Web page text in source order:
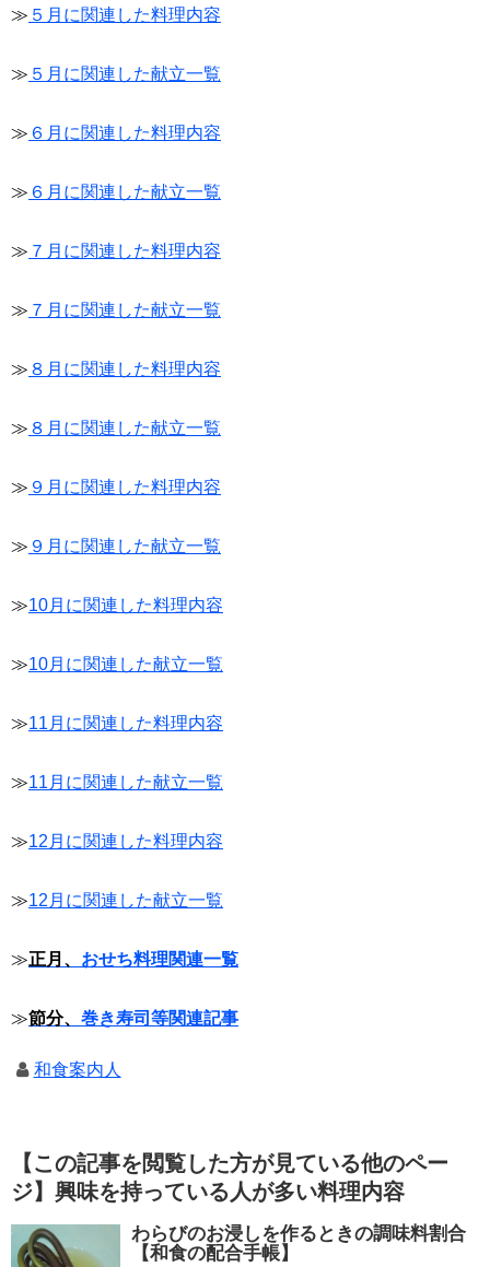
≫ ５月に関連した料理内容
≫ ５月に関連した献立一覧
≫ ６月に関連した料理内容
≫ ６月に関連した献立一覧
≫ ７月に関連した料理内容
≫ ７月に関連した献立一覧
≫ ８月に関連した料理内容
≫ ８月に関連した献立一覧
≫ ９月に関連した料理内容
≫ ９月に関連した献立一覧
≫10月に関連した料理内容
≫10月に関連した献立一覧
≫11月に関連した料理内容
≫11月に関連した献立一覧
≫12月に関連した料理内容
≫12月に関連した献立一覧
≫正月、 おせち料理関連一覧
≫節分、 巻き寿司等関連記事
和食案内人
【この記事を閲覧した方が見ている他のペー
ジ】興味を持っている人が多い料理内容
わらびのお浸しを作るときの調味料割合
【和食の配合手帳】